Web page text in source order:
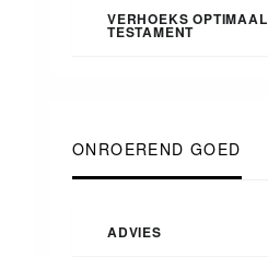
VERHOEKS OPTIMAAL
TESTAMENT
ONROEREND GOED
ADVIES